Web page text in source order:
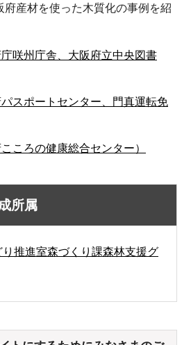
府産材を使った木質化の事例を紹
咲州庁舎、大阪府立中央図書
スポートセンター、門真運転免
ころの健康総合センター）
所属
推進室森づくり課森林支援グ